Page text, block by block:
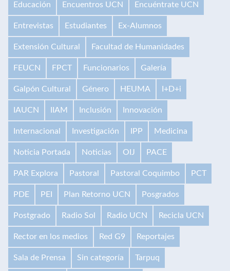
Educación Encuentros UCN Encuéntrate UCN
Entrevistas Estudiantes Ex-Alumnos
Extensión Cultural Facultad de Humanidades
FEUCN FPCT Funcionarios Galería
Galpón Cultural Género HEUMA I+D+i
IAUCN IIAM Inclusión Innovación
Internacional Investigación IPP Medicina
Noticia Portada Noticias OIJ PACE
PAR Explora Pastoral Pastoral Coquimbo PCT
PDE PEI Plan Retorno UCN Posgrados
Postgrado Radio Sol Radio UCN Recicla UCN
Rector en los medios Red G9 Reportajes
Sala de Prensa Sin categoría Tarpuq